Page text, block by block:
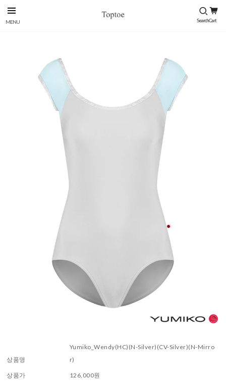
상품명
Yumiko_Wendy(HC)(N-Silver)(CV-Silver)(N-Mirro
r)
상품가 126,000원